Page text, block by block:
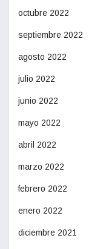
octubre 2022
septiembre 2022
agosto 2022
julio 2022
junio 2022
mayo 2022
abril 2022
marzo 2022
febrero 2022
enero 2022
diciembre 2021